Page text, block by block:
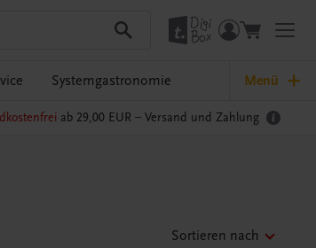
Systemgastronomie Menü
ab 29,00 EUR – Versand und Zahlung
Sortieren nach